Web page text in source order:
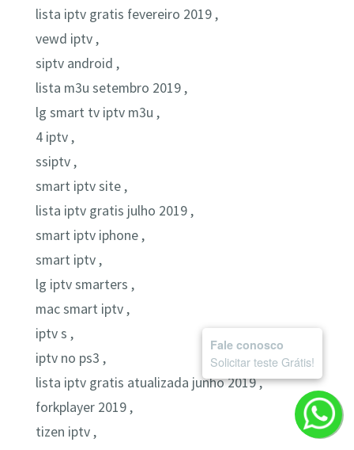
lista iptv gratis fevereiro 2019 ,
vewd iptv ,
siptv android ,
lista m3u setembro 2019 ,
lg smart tv iptv m3u ,
4 iptv ,
ssiptv ,
smart iptv site ,
lista iptv gratis julho 2019 ,
smart iptv iphone ,
smart iptv ,
lg iptv smarters ,
mac smart iptv ,
iptv s ,
iptv no ps3 ,
lista iptv gratis atualizada junho 2019 ,
forkplayer 2019 ,
tizen iptv ,
Fale conosco
Solicitar teste Grátis!